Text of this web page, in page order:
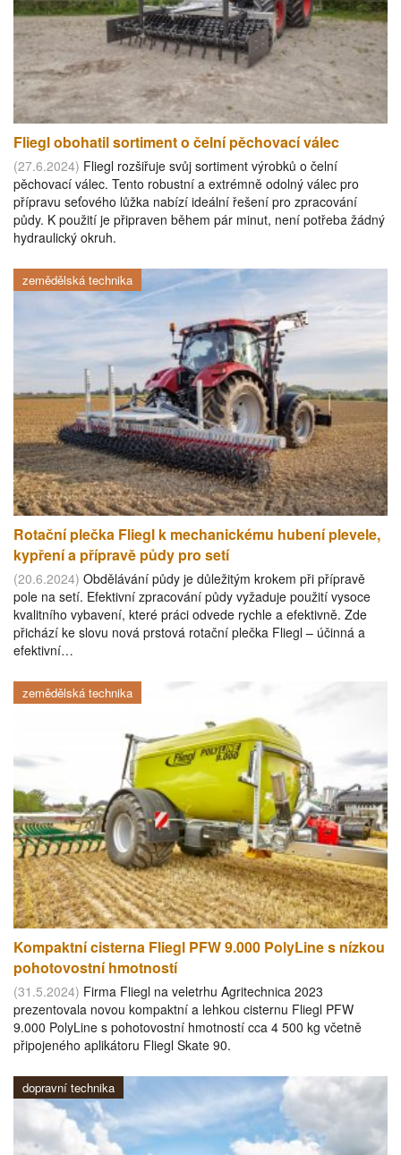
Fliegl obohatil sortiment o čelní pěchovací válec
(27.6.2024) Fliegl rozšiřuje svůj sortiment výrobků o čelní
pěchovací válec. Tento robustní a extrémně odolný válec pro
přípravu seťového lůžka nabízí ideální řešení pro zpracování
půdy. K použití je připraven během pár minut, není potřeba žádný
hydraulický okruh.
zemědělská technika
Rotační plečka Fliegl k mechanickému hubení plevele,
kypření a přípravě půdy pro setí
(20.6.2024) Obdělávání půdy je důležitým krokem při přípravě
pole na setí. Efektivní zpracování půdy vyžaduje použití vysoce
kvalitního vybavení, které práci odvede rychle a efektivně. Zde
přichází ke slovu nová prstová rotační plečka Fliegl – účinná a
efektivní…
zemědělská technika
Kompaktní cisterna Fliegl PFW 9.000 PolyLine s nízkou
pohotovostní hmotností
(31.5.2024) Firma Fliegl na veletrhu Agritechnica 2023
prezentovala novou kompaktní a lehkou cisternu Fliegl PFW
9.000 PolyLine s pohotovostní hmotností cca 4 500 kg včetně
připojeného aplikátoru Fliegl Skate 90.
dopravní technika